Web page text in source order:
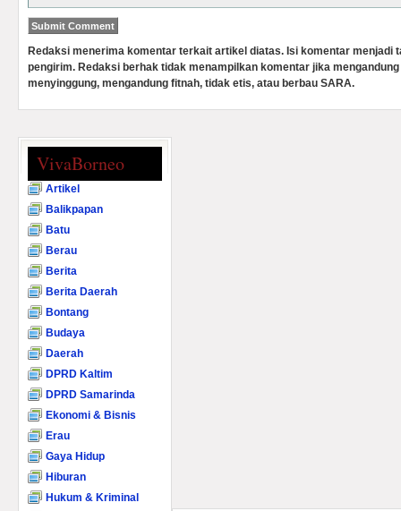
Redaksi menerima komentar terkait artikel diatas. Isi komentar menjadi
pengirim. Redaksi berhak tidak menampilkan komentar jika
menyinggung, mengandung fitnah, tidak etis, atau berbau SARA.
VivaBorneo
Artikel
Balikpapan
Batu
Berau
Berita
Berita Daerah
Bontang
Budaya
Daerah
DPRD Kaltim
DPRD Samarinda
Ekonomi & Bisnis
Erau
Gaya Hidup
Hiburan
Hukum & Kriminal